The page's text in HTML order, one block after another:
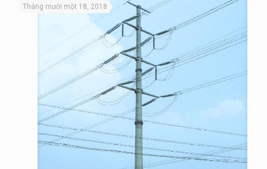
Tháng mười một 18, 2018